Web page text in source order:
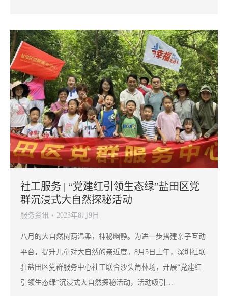
社工服务 | “党建红引领生态绿”盐田区党
群沉浸式大自然探秘活动
服务资讯 2023年8月9日
八月的大自然树荫温柔，神秘幽静。为进一步搭建亲子互动
平台，提升儿童对大自然的亲近度。8月5日上午，深圳社联
驻盐田区党群服务中心社工联合沙头角林场，开展“党建红
引领生态绿”沉浸式大自然探秘活动，活动吸引…